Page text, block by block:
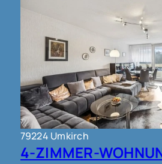
79224 Umkirch